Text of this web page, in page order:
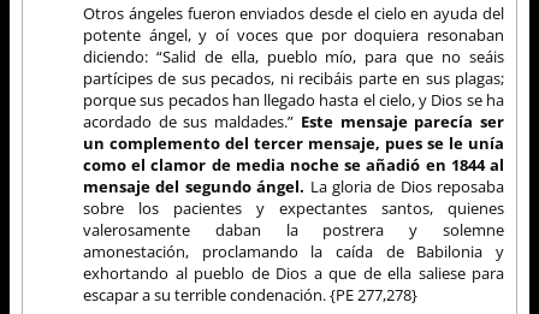
Otros ángeles fueron enviados desde el cielo en ayuda del
potente ángel, y oí voces que por doquiera resonaban
diciendo: “Salid de ella, pueblo mío, para que no seáis
partícipes de sus pecados, ni recibáis parte en sus plagas;
porque sus pecados han llegado hasta el cielo, y Dios se ha
acordado de sus maldades.” Este mensaje parecía ser
un complemento del tercer mensaje, pues se le unía
como el clamor de media noche se añadió en 1844 al
mensaje del segundo ángel. La gloria de Dios reposaba
sobre los pacientes y expectantes santos, quienes
valerosamente daban la postrera y solemne
amonestación, proclamando la caída de Babilonia y
exhortando al pueblo de Dios a que de ella saliese para
escapar a su terrible condenación. {PE 277,278}